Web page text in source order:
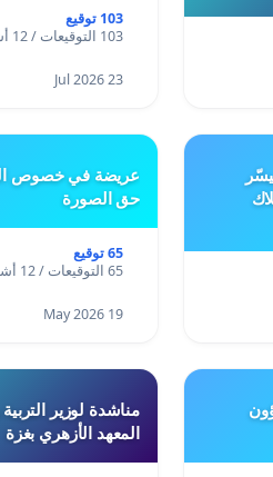
103 توقيع
103 التوقيعات / 12 أشهر
23 Jul 2026
عريضة في خصوص
حق الصورة
65 توقيع
65 التوقيعات / 12 أشهر
19 May 2026
مناشدة لوزير
المعهد الأزهري بغزة